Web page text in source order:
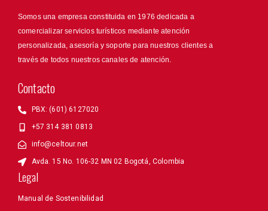
Somos una empresa constituida en 1976 dedicada a
comercializar servicios turísticos mediante atención
personalizada, asesoría y soporte para nuestros clientes a
través de todos nuestros canales de atención.
Contacto
PBX: (601) 6127020
+57 314 381 0813
info@celtour.net
Avda. 15 No. 106-32 MN 02 Bogotá, Colombia
Legal
Manual de Sostenibilidad